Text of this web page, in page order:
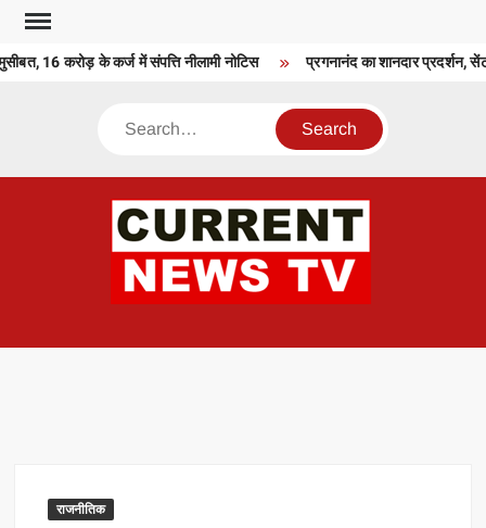
Skip
content16 करोड़ के कर्ज में संपत्ति नीलामी नोटिस प्रगनानंद का शानदार प्रदर्शन,
Search
राजनीतिक